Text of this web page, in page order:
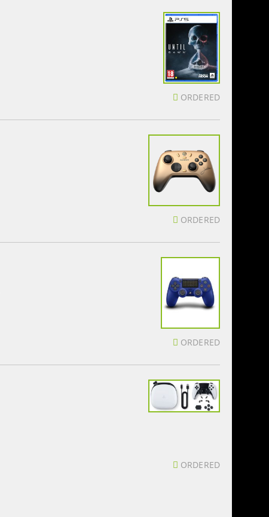
ORDERED
ORDERED
ORDERED
ORDERED